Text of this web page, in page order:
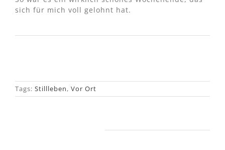
sich für mich voll gelohnt hat.
Tags: Stillleben, Vor Ort